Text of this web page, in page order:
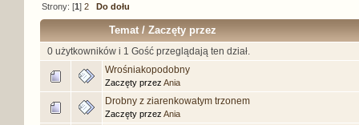
Strony: [1]2 Do dołu
Temat/Zaczęty przez
0 użytkowników i 1 Gość przeglądają ten dział.
Wrośniakopodobny
Zaczęty przez Ania
Drobny z ziarenkowatym trzonem
Zaczęty przez Ania